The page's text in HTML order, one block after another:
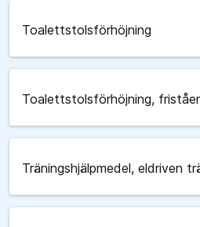
Toalettstolsförhöjning
Toalettstolsförhöjning,
Träningshjälpmedel, eldriven